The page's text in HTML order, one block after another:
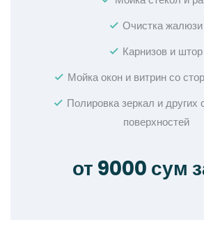
Очистка жалюзи
Карнизов и штор
Мойка окон и витрин со
Полировка зеркал и других
поверхностей
от 9000 сум